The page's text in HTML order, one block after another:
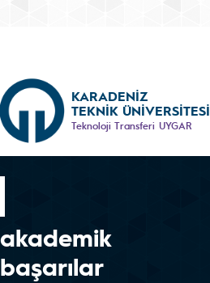
KARADENİZ
TEKNİK ÜNİVERSİTESİ
Teknoloji Transferi UYGAR
akademik
başarılar